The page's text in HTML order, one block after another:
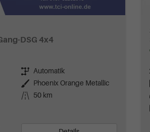
DSG 4x4
Getriebe Automatik
Außenfarbe
Phoenix Orange Metallic
Kilometerstand
50 km